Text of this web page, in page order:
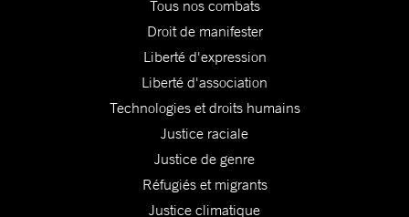
Tous nos combats
Droit de manifester
Liberté d'expression
Liberté d'association
Technologies et droits humains
Justice raciale
Justice de genre
Réfugiés et migrants
Justice climatique